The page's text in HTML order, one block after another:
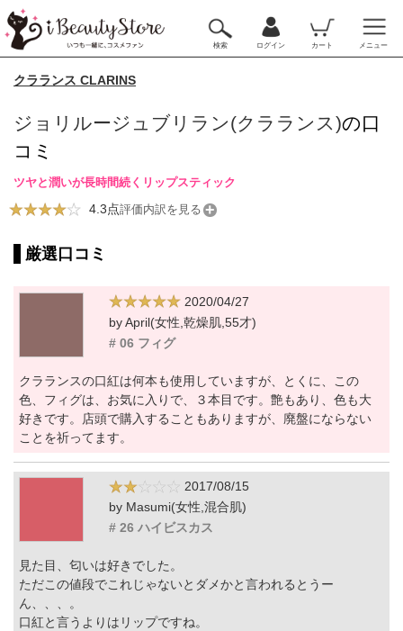
検索 ログイン カート メニュー
クラランス CLARINS
ジョリルージュブリラン(クラランス)の口
コミ
ツヤと潤いが長時間続くリップスティック
4.3点評価内訳を見る
厳選口コミ
2020/04/27
by April(女性,乾燥肌,55才)
# 06 フィグ
クラランスの口紅は何本も使用していますが、とくに、この
色、フィグは、お気に入りで、３本目です。艶もあり、色も大
好きです。店頭で購入することもありますが、廃盤にならない
ことを祈ってます。
2017/08/15
by Masumi(女性,混合肌)
# 26 ハイビスカス
見た目、匂いは好きでした。
ただこの値段でこれじゃないとダメかと言われるとうー
ん、、、。
口紅と言うよりはリップですね。